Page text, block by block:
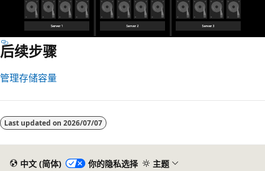
后续步骤
管理存储容量
Last updated on 2026/07/07
中文 (简体) 你的隐私选择 主题